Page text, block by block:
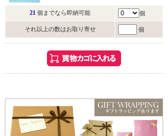
21 個までなら即納可能 個
それ以上の数はお取り寄せ 個